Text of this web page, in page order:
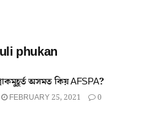
phukan
অসমত কিয় AFSPA?
FEBRUARY 25, 2021 0